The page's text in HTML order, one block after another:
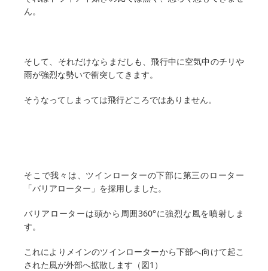
ん。
そして、それだけならまだしも、飛行中に空気中のチリや
雨が強烈な勢いで衝突してきます。
そうなってしまっては飛行どころではありません。
そこで我々は、ツインローターの下部に第三のローター
「バリアローター」を採用しました。
バリアローターは頭から周囲360°に強烈な風を噴射しま
す。
これによりメインのツインローターから下部へ向けて起こ
された風が外部へ拡散します（図1）